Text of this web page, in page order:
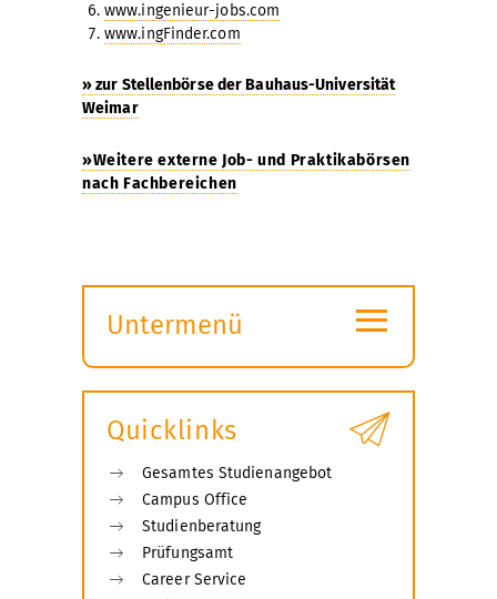
www.ingenieur-jobs.com
www.ingFinder.com
» zur Stellenbörse der Bauhaus-Universität
Weimar
»Weitere externe Job- und Praktikabörsen
nach Fachbereichen
Untermenü
öffnen
≡
Quicklinks
Gesamtes Studienangebot
Campus Office
Studienberatung
Prüfungsamt
Career Service